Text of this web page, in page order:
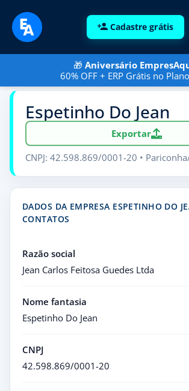
Cadastre grátis
🎁 Aniversário
60% OFF + ERP Grátis no
Espetinho Do Jean
Exportar
CNPJ: 42.598.869/0001-20 •
DADOS DA EMPRESA ESPETINHO DO
CONTATOS
Razão social
Jean Carlos Feitosa Guedes Ltda
Nome fantasia
Espetinho Do Jean
CNPJ
42.598.869/0001-20